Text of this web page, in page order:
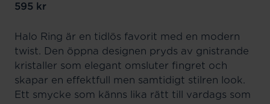
Pris :595 kr
595 kr
Halo Ring är en tidlös favorit med en modern
twist. Den öppna designen pryds av gnistrande
kristaller som elegant omsluter fingret och
skapar en effektfull men samtidigt stilren look.
Ett smycke som känns lika rätt till vardags som